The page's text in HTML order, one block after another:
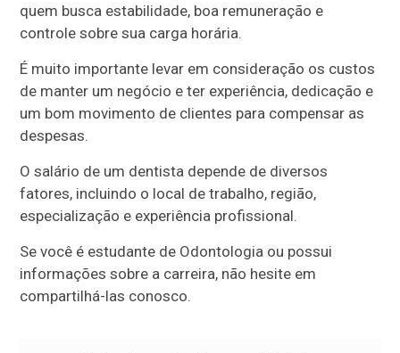
quem busca estabilidade, boa remuneração e
controle sobre sua carga horária.
É muito importante levar em consideração os custos
de manter um negócio e ter experiência, dedicação e
um bom movimento de clientes para compensar as
despesas.
O salário de um dentista depende de diversos
fatores, incluindo o local de trabalho, região,
especialização e experiência profissional.
Se você é estudante de Odontologia ou possui
informações sobre a carreira, não hesite em
compartilhá-las conosco.